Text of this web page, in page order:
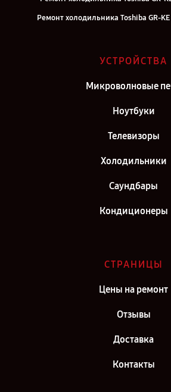
Ремонт холодильника Toshiba GR-
Ремонт холодильника Toshiba GR-KE
Ремонт холодильника Toshiba GR-KE 74
УСТРОЙСТВА
Микроволновые
Ноутбуки
Телевизоры
Холодильники
Саундбары
Кондиционеры
СТРАНИЦЫ
Цены на ремонт
Отзывы
Доставка
Контакты